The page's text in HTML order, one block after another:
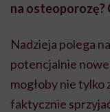
na osteoporozę?
Nadzieja polega
potencjalnie
mogłoby nie tylko
faktycznie